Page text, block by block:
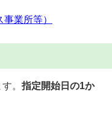
業所等）
。 指定開始日の1か